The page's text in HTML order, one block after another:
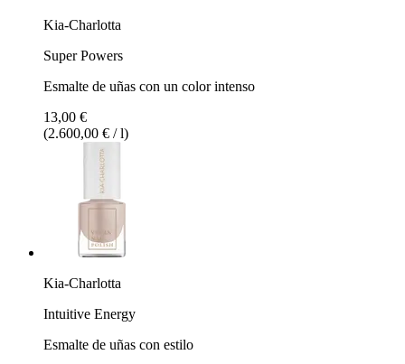
Kia-Charlotta
Super Powers
Esmalte de uñas con un color intenso
13,00 €
(2.600,00 € / l)
Kia-Charlotta
Intuitive Energy
Esmalte de uñas con estilo